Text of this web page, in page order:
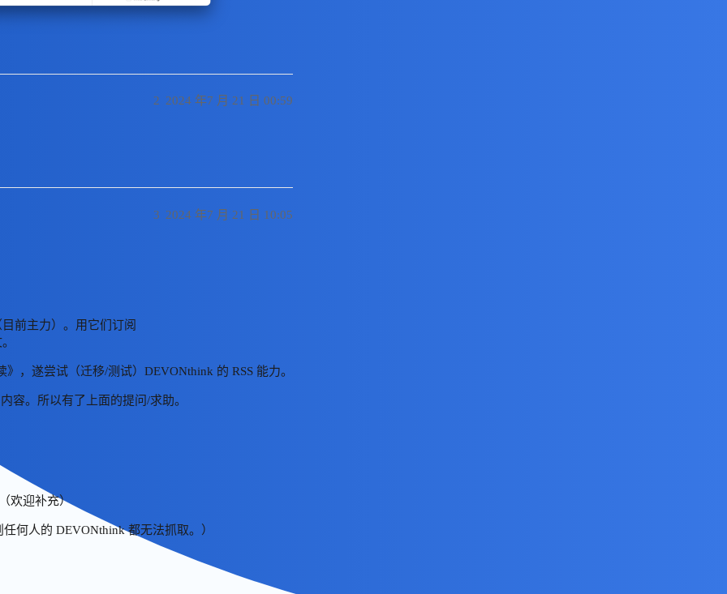
2024 年7 月 21 日 00:59
2
2024 年7 月 21 日 10:05
3
前主力）。用它们订阅
，遂尝试（迁移/测试）DEVONthink 的 RSS 能力。
容。所以有了上面的提问/求助。
欢迎补充）
何人的 DEVONthink 都无法抓取。）